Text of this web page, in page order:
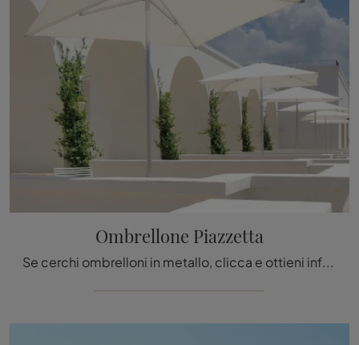
Ombrellone Piazzetta
Se cerchi ombrelloni in metallo, clicca e ottieni informazioni sul modello Ombrellone Piazzetta del brand Emu.